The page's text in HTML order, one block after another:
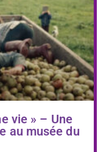
vie » – Une
au musée du